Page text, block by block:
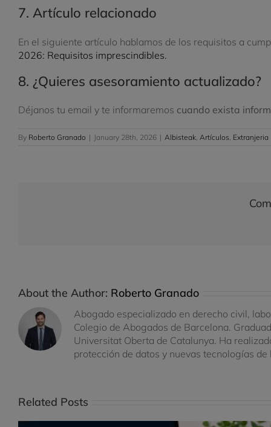
7. Artículo relacionado
En el siguiente artículo hablamos de los requisitos a
2026: Requisitos imprescindibles.
8. ¿Quieres asesoramiento actualizado?
Déjanos tu email y te informaremos cuando exista
By Roberto Granado | January 28th, 2026 | Albisteak Artículos Extranjeria
About the Author: Roberto Granado
Abogado especializado en derecho civil,
Colegio de Abogados de Barcelona.
Universitat Oberta de Catalunya. Ha
protección de datos y nuevas tecnologías
Related Posts